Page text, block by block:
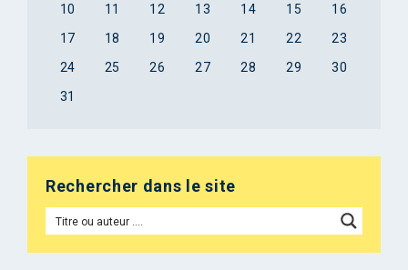
10
11 12 13 14 15
16
17
18 19 20 21 22
23
24
25 26 27 28 29
30
31
Rechercher dans le site